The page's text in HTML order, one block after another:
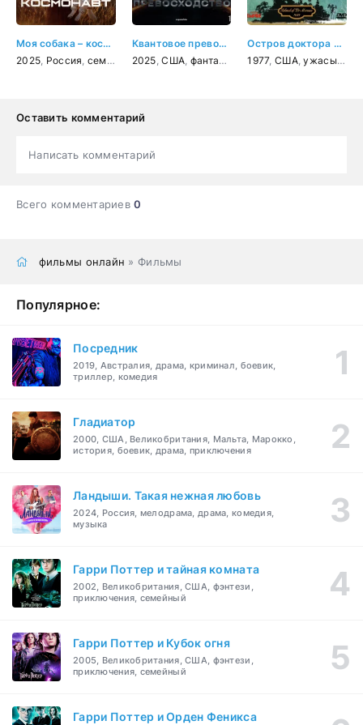
Моя собака – космонавт
2025 Россия семейный ,приключения,комедия
Квантовое превосходство
2025 ,США фантастика , боевик,приключения
Остров доктора Моро
1977, США,ужасы,
Оставить комментарий
Написать комментарий
Всего комментариев0
фильмы онлайн » Фильмы
Популярное:
Посредник
2019, Австралия, драма, криминал, боевик,
триллер, комедия
Гладиатор
2000, США, Великобритания, Мальта, Марокко,
история, боевик, драма, приключения
Ландыши. Такая нежная любовь
2024, Россия, мелодрама, драма, комедия,
музыка
Гарри Поттер и тайная комната
2002, Великобритания, США, фэнтези,
приключения, семейный
Гарри Поттер и Кубок огня
2005, Великобритания, США, фэнтези,
приключения, семейный
Гарри Поттер и Орден Феникса